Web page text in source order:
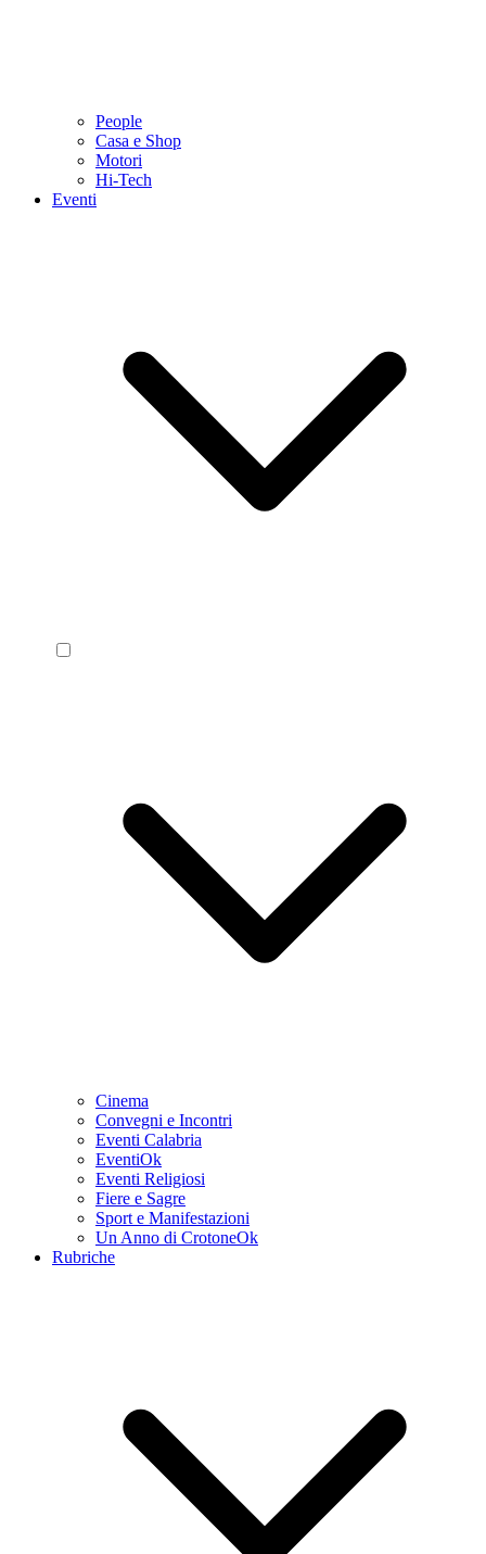
People
Casa e Shop
Motori
Hi-Tech
Eventi
Cinema
Convegni e Incontri
Eventi Calabria
EventiOk
Eventi Religiosi
Fiere e Sagre
Sport e Manifestazioni
Un Anno di CrotoneOk
Rubriche